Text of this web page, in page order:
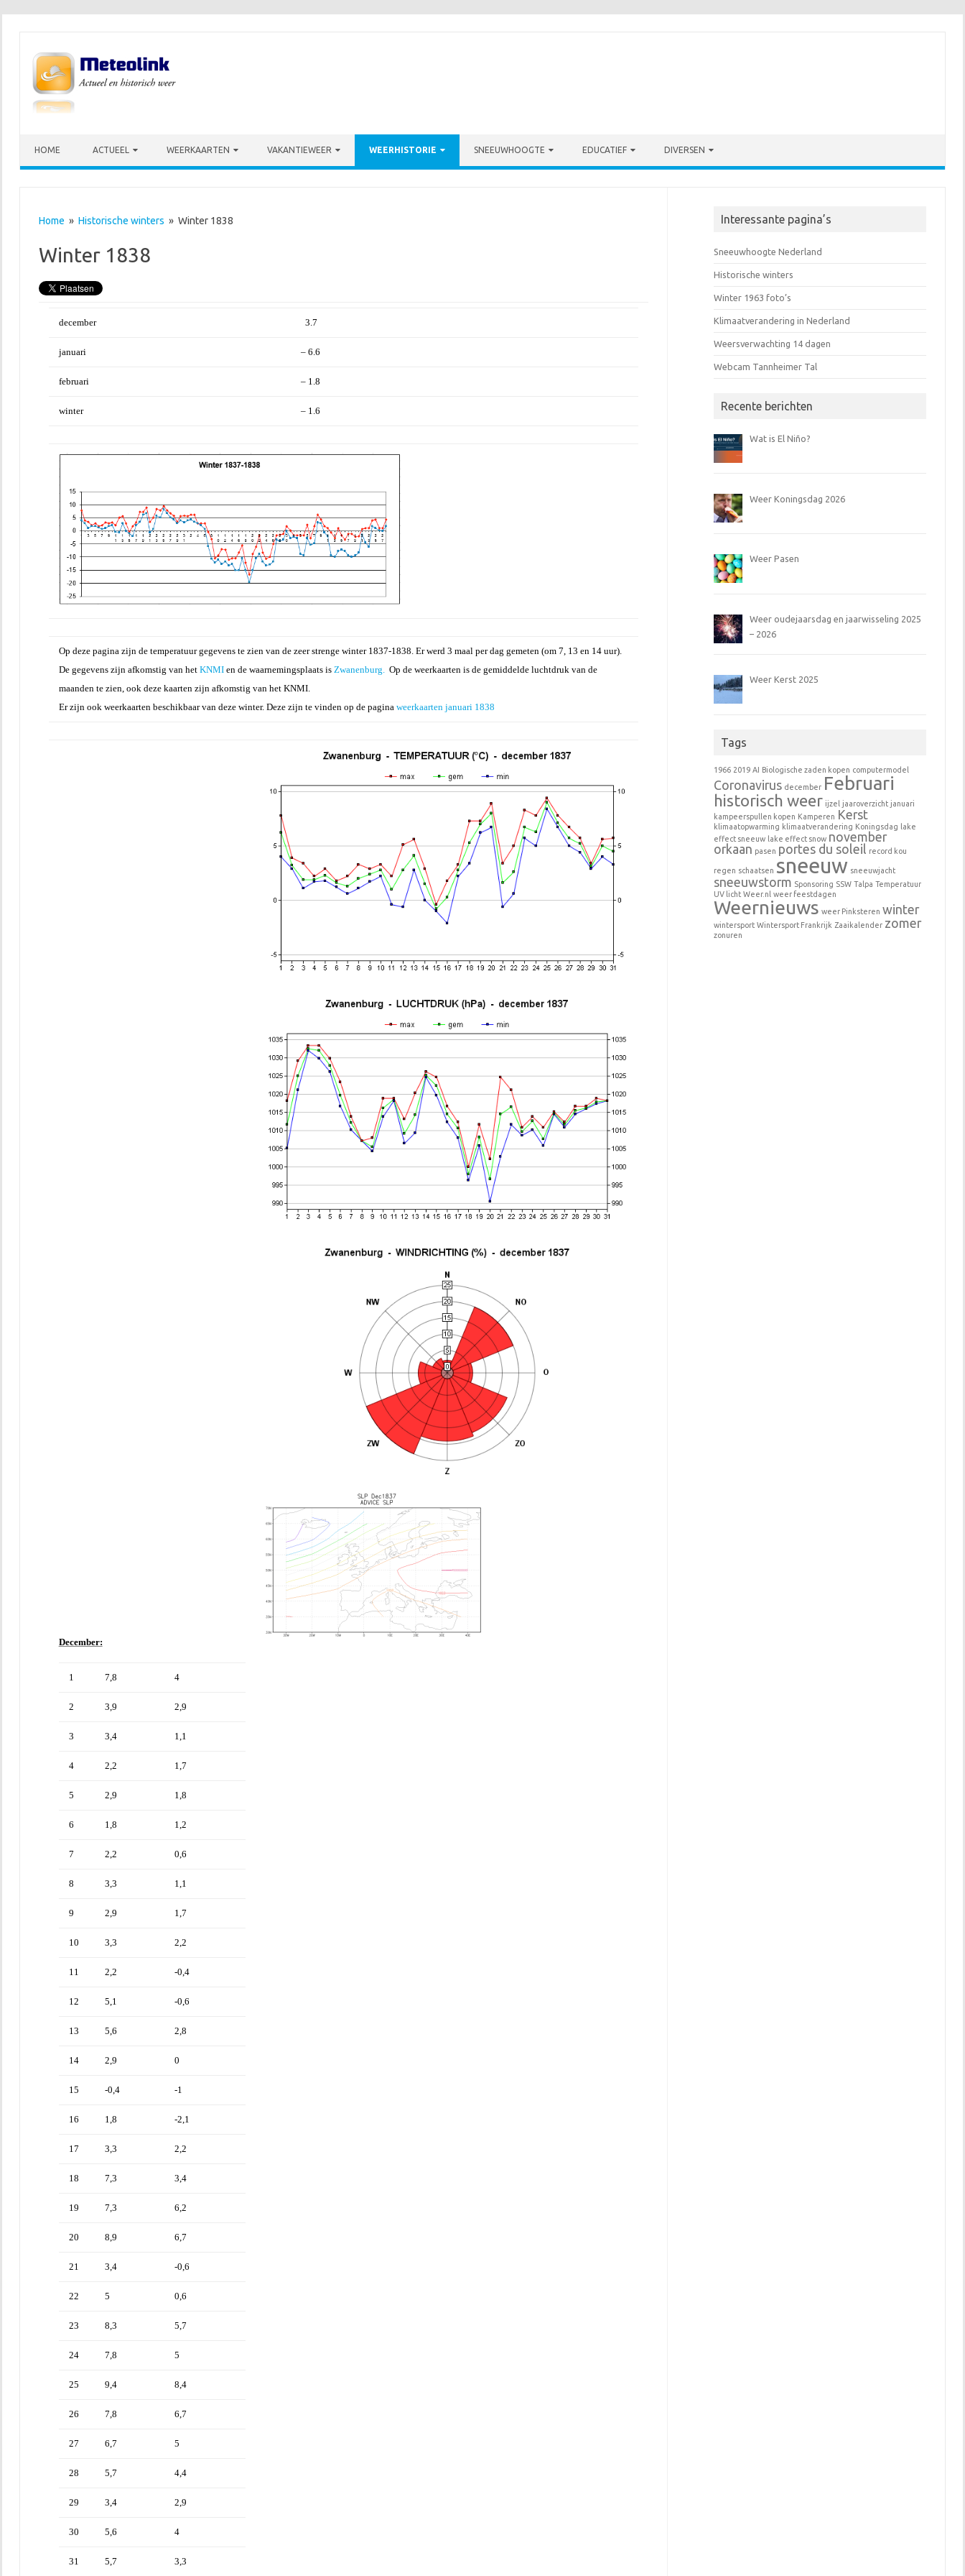
HOME ACTUEEL WEERKAARTEN VAKANTIEWEER WEERHISTORIE SNEEUWHOOGTE EDUCATIEF DIVERSEN
Home » Historische winters » Winter 1838
Winter 1838
december 3.7
januari – 6.6
februari – 1.8
winter – 1.6
Op deze pagina zijn de temperatuur gegevens te zien van de zeer strenge winter 1837-1838. Er werd 3 maal per dag gemeten (om 7, 13 en 14 uur).
De gegevens zijn afkomstig van het KNMIen de waarnemingsplaats is Zwanenburg.Op de weerkaarten is de gemiddelde luchtdruk van de
maanden te zien, ook deze kaarten zijn afkomstig van het KNMI.
Er zijn ook weerkaarten beschikbaar van deze winter. Deze zijn te vinden op de pagina weerkaarten januari 1838
December:
1 7,8 4
2 3,9 2,9
3 3,4 1,1
4 2,2 1,7
5 2,9 1,8
6 1,8 1,2
7 2,2 0,6
8 3,3 1,1
9 2,9 1,7
10 3,3 2,2
11 2,2 -0,4
12 5,1 -0,6
13 5,6 2,8
14 2,9 0
15 -0,4 -1
16 1,8 -2,1
17 3,3 2,2
18 7,3 3,4
19 7,3 6,2
20 8,9 6,7
21 3,4 -0,6
22 5 0,6
23 8,3 5,7
24 7,8 5
25 9,4 8,4
26 7,8 6,7
27 6,7 5
28 5,7 4,4
29 3,4 2,9
30 5,6 4
31 5,7 3,3
Interessante pagina’s
Sneeuwhoogte Nederland
Historische winters
Winter 1963 foto’s
Klimaatverandering in Nederland
Weersverwachting 14 dagen
Webcam Tannheimer Tal
Recente berichten
Wat is El Niño?
Weer Koningsdag 2026
Weer Pasen
Weer oudejaarsdag en jaarwisseling 2025
– 2026
Weer Kerst 2025
Tags
1966 2019 AI Biologische zaden kopen computermodel
Coronavirus december Februari
historisch weer ijzel jaaroverzicht januari
kampeerspullen kopen Kamperen Kerst
klimaatopwarming klimaatverandering Koningsdag lake
effect sneeuw lake effect snow november
orkaan pasen portes du soleil record kou
regen schaatsen sneeuw sneeuwjacht
sneeuwstorm Sponsoring SSW Talpa Temperatuur
UV licht Weer.nl weer feestdagen
Weernieuws weer Pinksteren winter
wintersport Wintersport Frankrijk Zaaikalender zomer
zonuren